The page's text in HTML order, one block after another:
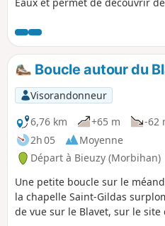
Lande du Crano) ainsi que de
éléments du patrimoine bâti
semi-troglodyte Saint-Gildas,
de Bieuzy, Chapelle Saint-
Cette promenade est assez
(balisage Jaune PR®).
Boucle autour du
Visorandonneur
6,76 km
+65 m
-62
2h 05
Moyenne
Départ à Bieuzy (Morbihan)
Une petite boucle sur le
la chapelle Saint-Gildas
de vue sur le Blavet, sur le site